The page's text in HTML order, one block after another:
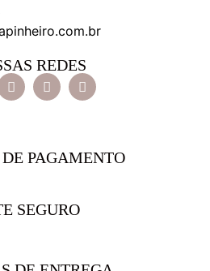
REDES
PAGAMENTO
SEGURO